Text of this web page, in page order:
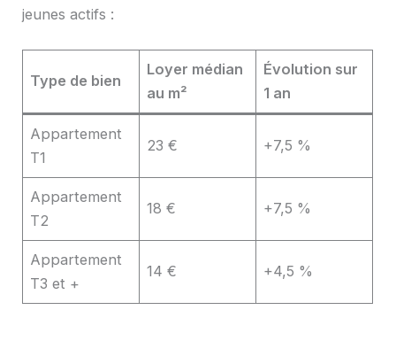
jeunes actifs :
Type de bien
Loyer médian
au m²
Évolution sur
1 an
Appartement
T1
23 € +7,5 %
Appartement
T2
18 € +7,5 %
Appartement
T3 et +
14 € +4,5 %